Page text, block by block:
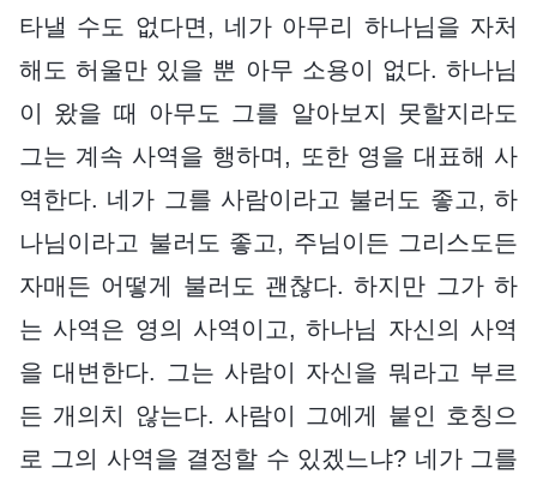
타낼 수도 없다면, 네가 아무리 하나님을 자처
해도 허울만 있을 뿐 아무 소용이 없다. 하나님
이 왔을 때 아무도 그를 알아보지 못할지라도
그는 계속 사역을 행하며, 또한 영을 대표해 사
역한다. 네가 그를 사람이라고 불러도 좋고, 하
나님이라고 불러도 좋고, 주님이든 그리스도든
자매든 어떻게 불러도 괜찮다. 하지만 그가 하
는 사역은 영의 사역이고, 하나님 자신의 사역
을 대변한다. 그는 사람이 자신을 뭐라고 부르
든 개의치 않는다. 사람이 그에게 붙인 호칭으
로 그의 사역을 결정할 수 있겠느냐? 네가 그를